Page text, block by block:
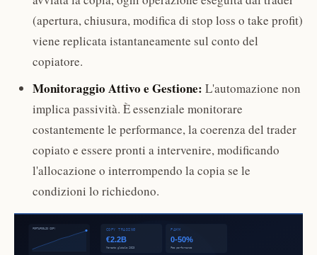
(apertura, chiusura, modifica di stop loss o take profit)
viene replicata istantaneamente sul conto del
copiatore.
Monitoraggio Attivo e Gestione: L'automazione non
implica passività. È essenziale monitorare
costantemente le performance, la coerenza del trader
copiato e essere pronti a intervenire, modificando
l'allocazione o interrompendo la copia se le
condizioni lo richiedono.